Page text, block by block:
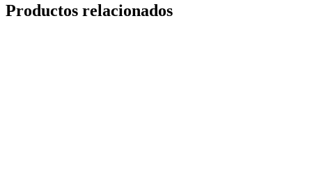
Productos relacionados